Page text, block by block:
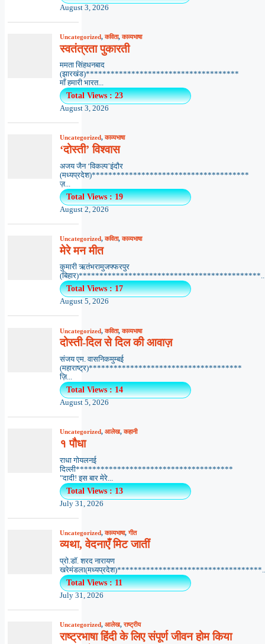
August 3, 2026
Uncategorized,कविता,काव्यभाषा
स्वतंत्रता पुकारती
ममता सिंहधनबाद
(झारखंड)*************************************
माँ हमारी भारत...
Total Views : 23
August 3, 2026
Uncategorized,काव्यभाषा
‘दोस्ती’ विश्वास
अजय जैन ‘विकल्प’इंदौर
(मध्यप्रदेश)**************************************
ज़...
Total Views : 19
August 2, 2026
Uncategorized,कविता,काव्यभाषा
मेरे मन मीत
कुमारी ऋतंभरामुजफ्फरपुर
Total Views : 17
August 5, 2026
Uncategorized,कविता,काव्यभाषा
दोस्ती-दिल से दिल की आवाज़
संजय एम. वासनिकमुम्बई
(महाराष्ट्र)*************************************
ज़ि...
Total Views : 14
August 5, 2026
Uncategorized, आलेख,कहानी
१ पौधा
राधा गोयलनई
दिल्ली**************************************
"दादी! इस बार मेरे...
Total Views : 13
July 31, 2026
Uncategorized,काव्यभाषा,गीत
व्यथा, वेदनाएँ मिट जातीं
प्रो.डॉ. शरद नारायण
Total Views : 11
July 31, 2026
Uncategorized, आलेख,राष्ट्रीय
राष्ट्रभाषा हिंदी के लिए संपूर्ण जीवन होम किया